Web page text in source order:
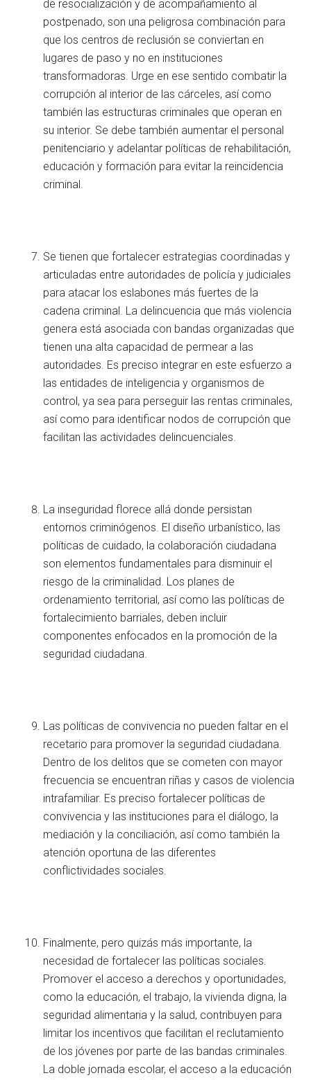
de resocialización y de acompañamiento al
postpenado, son una peligrosa combinación para
que los centros de reclusión se conviertan en
lugares de paso y no en instituciones
transformadoras. Urge en ese sentido combatir la
corrupción al interior de las cárceles, así como
también las estructuras criminales que operan en
su interior. Se debe también aumentar el personal
penitenciario y adelantar políticas de rehabilitación,
educación y formación para evitar la reincidencia
criminal.
Se tienen que fortalecer estrategias coordinadas y
articuladas entre autoridades de policía y judiciales
para atacar los eslabones más fuertes de la
cadena criminal. La delincuencia que más violencia
genera está asociada con bandas organizadas que
tienen una alta capacidad de permear a las
autoridades. Es preciso integrar en este esfuerzo a
las entidades de inteligencia y organismos de
control, ya sea para perseguir las rentas criminales,
así como para identificar nodos de corrupción que
facilitan las actividades delincuenciales.
La inseguridad florece allá donde persistan
entornos criminógenos. El diseño urbanístico, las
políticas de cuidado, la colaboración ciudadana
son elementos fundamentales para disminuir el
riesgo de la criminalidad. Los planes de
ordenamiento territorial, así como las políticas de
fortalecimiento barriales, deben incluir
componentes enfocados en la promoción de la
seguridad ciudadana.
Las políticas de convivencia no pueden faltar en el
recetario para promover la seguridad ciudadana.
Dentro de los delitos que se cometen con mayor
frecuencia se encuentran riñas y casos de violencia
intrafamiliar. Es preciso fortalecer políticas de
convivencia y las instituciones para el diálogo, la
mediación y la conciliación, así como también la
atención oportuna de las diferentes
conflictividades sociales.
Finalmente, pero quizás más importante, la
necesidad de fortalecer las políticas sociales.
Promover el acceso a derechos y oportunidades,
como la educación, el trabajo, la vivienda digna, la
seguridad alimentaria y la salud, contribuyen para
limitar los incentivos que facilitan el reclutamiento
de los jóvenes por parte de las bandas criminales.
La doble jornada escolar, el acceso a la educación